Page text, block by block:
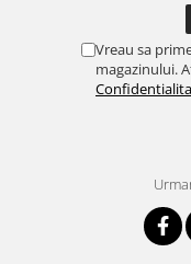
Vreau sa
magazinului.